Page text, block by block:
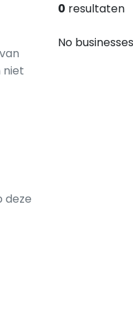
niet
deze
0 resultaten
No